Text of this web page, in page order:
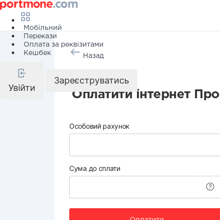
Мобільний
Перекази
Оплата за реквізитами
Кешбек
Увійти
Зареєструватись
Назад
Оплатити інтернет
Особовий рахунок
Сума до сплати